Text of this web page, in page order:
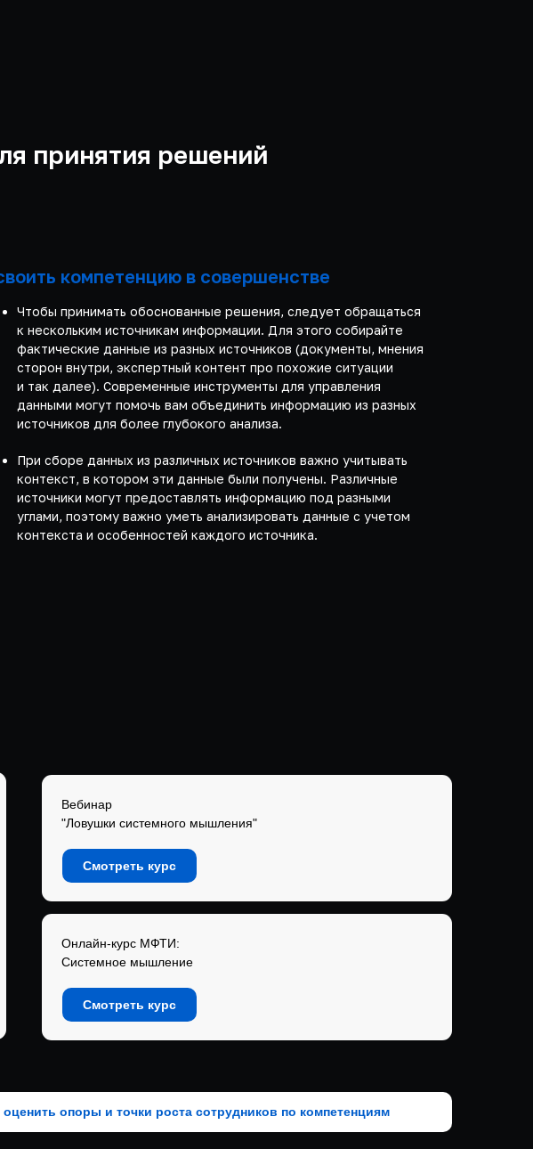
принятия решений
компетенцию в совершенстве
Чтобы принимать обоснованные решения, следует обращаться
к нескольким источникам информации. Для этого собирайте
фактические данные из разных источников (документы, мнения
сторон внутри, экспертный контент про похожие ситуации
и так далее). Современные инструменты для управления
данными могут помочь вам объединить информацию из разных
источников для более глубокого анализа.
При сборе данных из различных источников важно учитывать
контекст, в котором эти данные были получены. Различные
источники могут предоставлять информацию под разными
углами, поэтому важно уметь анализировать данные с учетом
контекста и особенностей каждого источника.
Онлайн-курс МФТИ:
Системное мышление
Смотреть курс
Вебинар
"Ловушки системного мышления"
Смотреть курс
оценить опоры и точки роста сотрудников по компетенциям